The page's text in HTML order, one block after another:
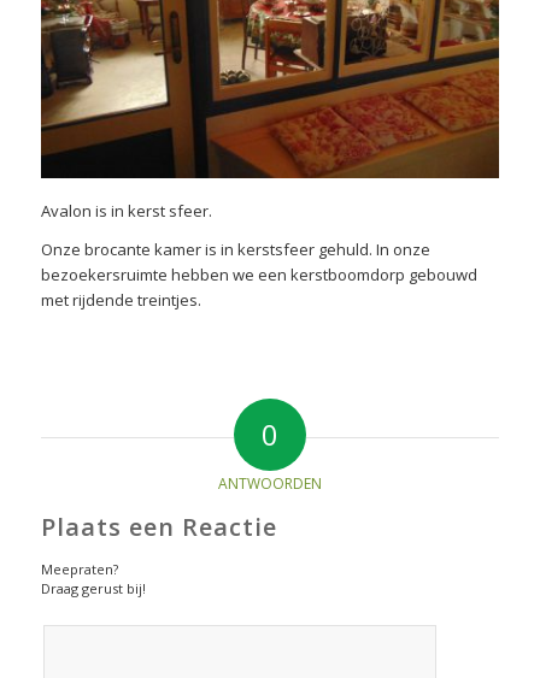
Avalon is in kerst sfeer.
Onze brocante kamer is in kerstsfeer gehuld. In onze
bezoekersruimte hebben we een kerstboomdorp gebouwd
met rijdende treintjes.
0
ANTWOORDEN
Plaats een Reactie
Meepraten?
Draag gerust bij!